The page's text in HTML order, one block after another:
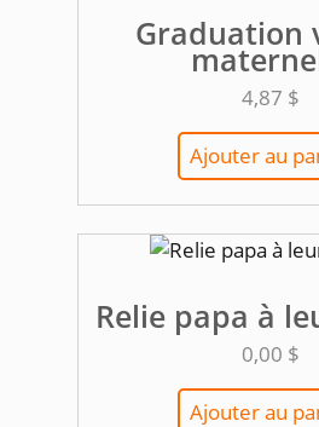
Graduation
4,87 $
Ajouter au
Relie papa à
0,00 $
Ajouter au